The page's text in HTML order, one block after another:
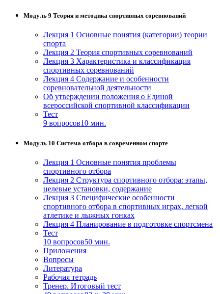
Модуль 9 Теория и методика спортивных соревнований
Лекция 1 Основные понятия (категории) теории
спорта
Лекция 2 Теория спортивных соревнований
Лекция 3 Характеристика и классификация
спортивных соревнований
Лекция 4 Содержание и особенности
соревновательной деятельности
Об утверждении положения о Единой
всероссийской спортивной классификации
Тест
9 вопросов10 мин.
Модуль 10 Система отбора в современном спорте
Лекция 1 Основные понятия проблемы
спортивного отбора
Лекция 2 Структура спортивного отбора: этапы,
целевые установки, содержание
Лекция 3 Специфические особенности
спортивного отбора в спортивных играх, легкой
атлетике и лыжных гонках
Лекция 4 Планирование в подготовке спортсмена
Тест
10 вопросов50 мин.
Приложения
Вопросы
Литература
Рабочая тетрадь
Тренер. Итоговый тест